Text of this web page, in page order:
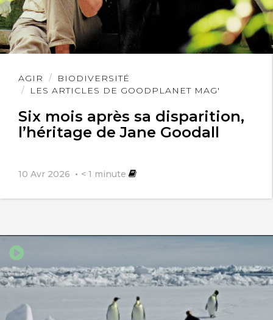
AGIR
BIODIVERSITÉ
LES ARTICLES DE GOODPLANET MAG'
Six mois après sa disparition,
l’héritage de Jane Goodall
10 Avr 2026 < 1 minute
Lire
l'article